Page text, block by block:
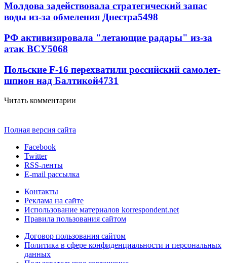
Молдова задействовала стратегический запас
воды из-за обмеления Днестра5498
РФ активизировала "летающие радары" из-за
атак ВСУ5068
Польские F-16 перехватили российский самолет-
шпион над Балтикой4731
Читать комментарии
Полная версия сайта
Facebook
Twitter
RSS-ленты
E-mail рассылка
Контакты
Реклама на сайте
Использование материалов korrespondent.net
Правила пользования сайтом
Договор пользования сайтом
Политика в сфере конфиденциальности и персональных
данных